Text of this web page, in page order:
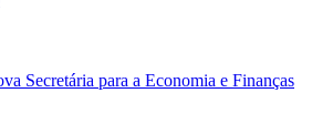
Secretária para a Economia e Finanças